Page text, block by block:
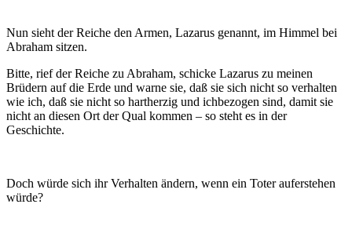
Nun sieht der Reiche den Armen, Lazarus genannt, im Himmel bei
Abraham sitzen.
Bitte, rief der Reiche zu Abraham, schicke Lazarus zu meinen
Brüdern auf die Erde und warne sie, daß sie sich nicht so verhalten
wie ich, daß sie nicht so hartherzig und ichbezogen sind, damit sie
nicht an diesen Ort der Qual kommen – so steht es in der
Geschichte.
Doch würde sich ihr Verhalten ändern, wenn ein Toter auferstehen
würde?